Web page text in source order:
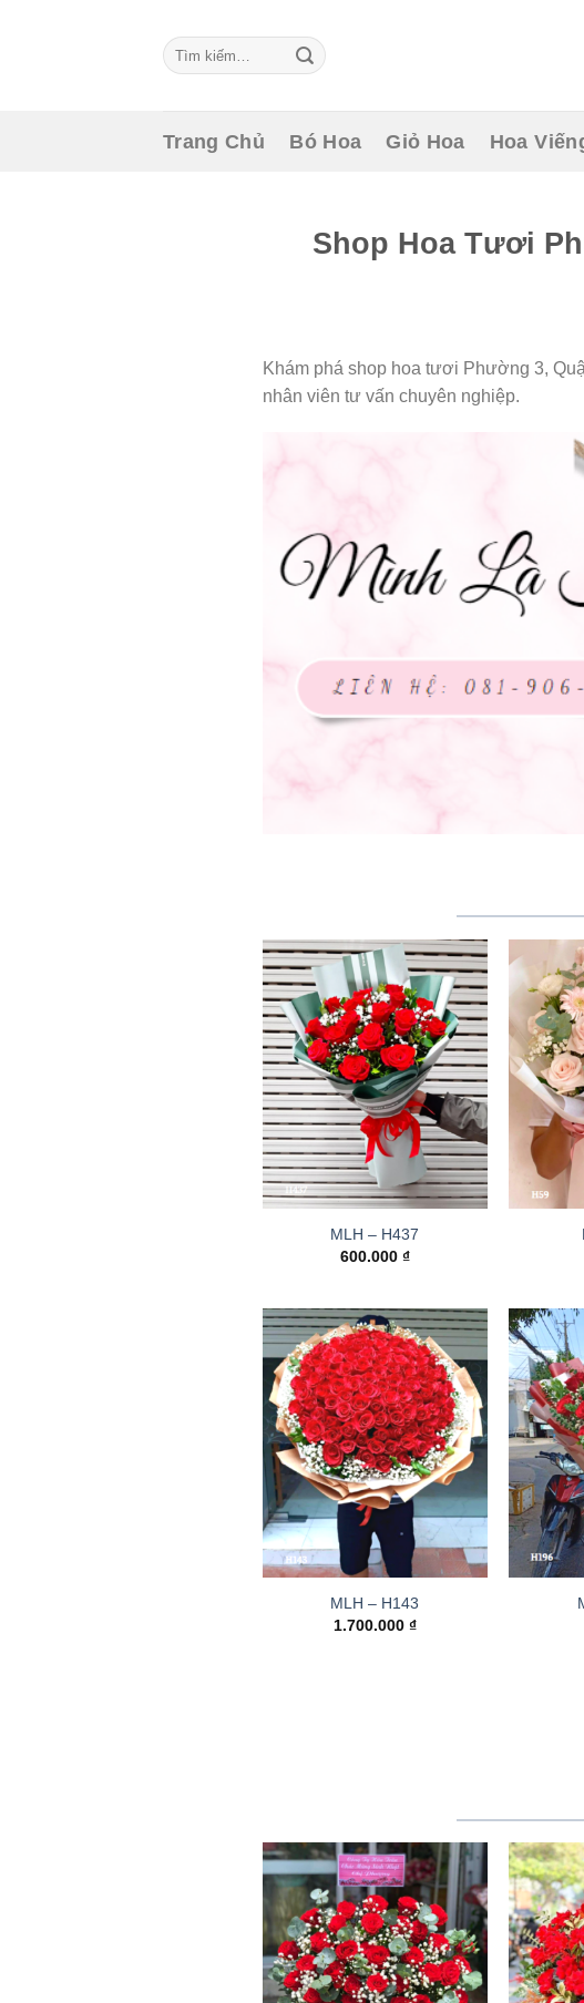
Tìm
kiếm:
Trang Chủ Bó Hoa Giỏ Hoa Hoa
Shop Hoa Tươi
Khám phá shop hoa tươi Phường 3,
nhân viên tư vấn chuyên nghiệp.
MLH – H437
600.000 ₫
MLH – H143
1.700.000 ₫